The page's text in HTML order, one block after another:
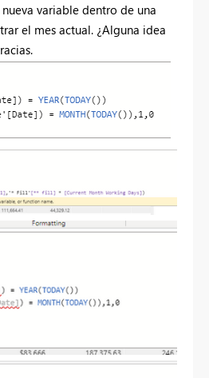
variable dentro de una
el mes actual. ¿Alguna idea